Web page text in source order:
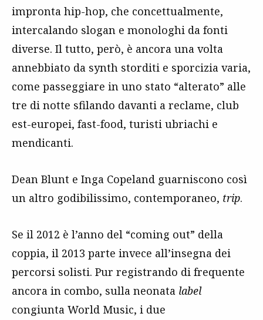
impronta hip-hop, che concettualmente,
intercalando slogan e monologhi da fonti
diverse. Il tutto, però, è ancora una volta
annebbiato da synth storditi e sporcizia varia,
come passeggiare in uno stato “alterato” alle
tre di notte sfilando davanti a reclame, club
est-europei, fast-food, turisti ubriachi e
mendicanti.
Dean Blunt e Inga Copeland guarniscono così
un altro godibilissimo, contemporaneo, trip.
Se il 2012 è l’anno del “coming out” della
coppia, il 2013 parte invece all’insegna dei
percorsi solisti. Pur registrando di frequente
ancora in combo, sulla neonata label
congiunta World Music, i due